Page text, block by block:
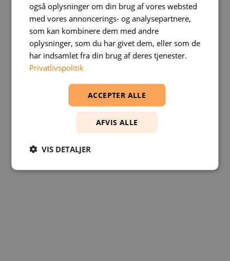
også oplysninger om din brug af vores websted
med vores annoncerings- og analysepartnere,
som kan kombinere dem med andre
oplysninger, som du har givet dem, eller som de
har indsamlet fra din brug af deres tjenester.
Privatlivspolitik
ACCEPTER ALLE
AFVIS ALLE
VIS DETALJER